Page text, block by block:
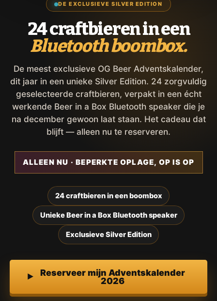
DE EXCLUSIEVE SILVER EDITION
24 craftbieren in een
Bluetooth boombox.
De meest exclusieve OG Beer Adventskalender,
dit jaar in een unieke Silver Edition. 24 zorgvuldig
geselecteerde craftbieren, verpakt in een écht
werkende Beer in a Box Bluetooth speaker die je
na december gewoon laat staan. Het cadeau dat
blijft — alleen nu te reserveren.
ALLEEN NU · BEPERKTE OPLAGE, OP IS OP
24 craftbieren in een boombox
Unieke Beer in a Box Bluetooth speaker
Exclusieve Silver Edition
Reserveer mijn Adventskalender
2026